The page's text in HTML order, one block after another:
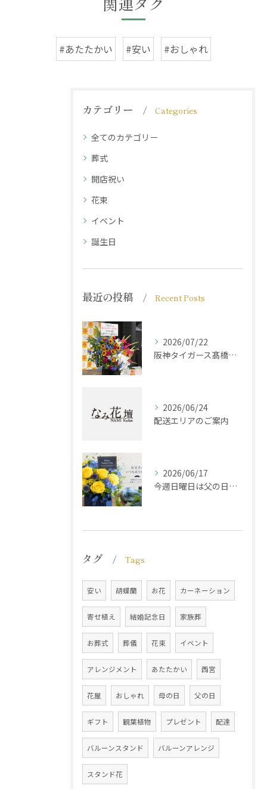
#あたたかい #安い #おしゃれ
カテゴリー Categories
全てのカテゴリー
葬式
開店祝い
花束
イベント
誕生日
最近の投稿 Recent Posts
2026/07/22
阪神タイガース髙橋遥人選手からのご注文
2026/06/24
配送エリアのご案内
2026/06/17
今週日曜日は父の日です！感謝の気持ちをお花に込めて
タグ Tags
安い 胡蝶蘭 お花 カーネーション
寄せ植え 結婚記念日 家族葬
お葬式 葬儀 花束 イベント
アレンジメント あたたかい 西宮
花屋 おしゃれ 母の日 父の日
ギフト 観葉植物 プレゼント 配達
バルーンスタンド バルーンアレンジ
スタンド花